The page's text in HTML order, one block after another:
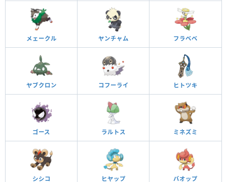
メェークル ヤンチャム フラベベ
ヤブクロン コフーライ ヒトツキ
ゴース ラルトス ミネズミ
シシコ ヒヤップ バオップ